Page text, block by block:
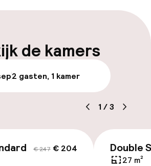
medewerkers
parkeren
de kamers
2 gasten, 1 kamer
1 /3
€ 247 € 204 Double
27 m²